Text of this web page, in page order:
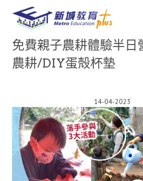
免費親子農耕體驗半日
農耕/DIY蛋殻杯墊
14-04-2023